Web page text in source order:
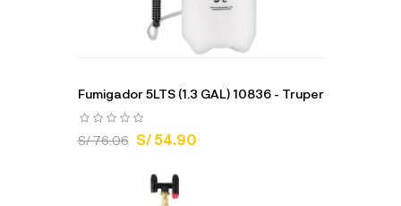
Fumigador 5LTS (1.3 GAL) 10836 - Truper
S/ 76.06 S/ 54.90